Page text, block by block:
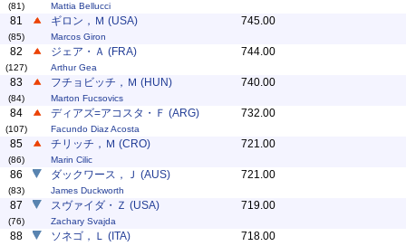
(81) Mattia Bellucci
81
(85)
ギロン，Ｍ (USA)
Marcos Giron
745.00
82
(127)
ジェア・Ａ (FRA)
Arthur Gea
744.00
83
(84)
フチョビッチ，Ｍ (HUN)
Marton Fucsovics
740.00
84
(107)
ディアズ=アコスタ・Ｆ (ARG)
Facundo Diaz Acosta
732.00
85
(86)
チリッチ，Ｍ (CRO)
Marin Cilic
721.00
86
(83)
ダックワース，Ｊ (AUS)
James Duckworth
721.00
87
(76)
スヴァイダ・Ｚ (USA)
Zachary Svajda
719.00
88 ソネゴ，Ｌ (ITA) 718.00